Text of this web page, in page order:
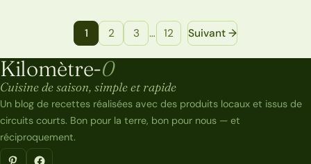
Navigation entre les pages de recettes
1 2 3 … 12 Suivant →
Kilomètre-0
Kilomètre-0
Cuisine de saison, simple et rapide
Un blog de recettes réalisées avec des produits locaux et issus de
circuits courts. Bon pour la terre, bon pour nous — et
réciproquement.